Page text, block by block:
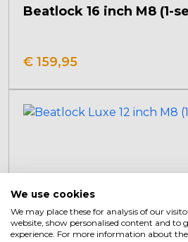
Beatlock 16 inch M8 (1-
€ 159,95
We use cookies
We may place these for analysis of our
website, show personalised content and to
experience. For more information about